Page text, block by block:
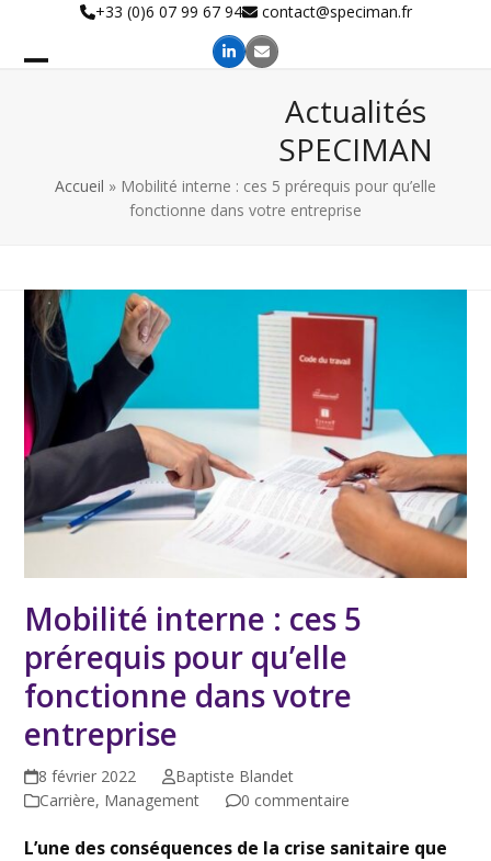
content
+33 (0)6 07 99 67 94 contact@speciman.fr
Actualités
SPECIMAN
Accueil » Mobilité interne : ces 5 prérequis pour qu’elle
fonctionne dans votre entreprise
Mobilité interne : ces 5
prérequis pour qu’elle
fonctionne dans votre
entreprise
8 février 2022
Baptiste Blandet
Carrière, Management 0 commentaire
L’une des conséquences de la crise sanitaire que